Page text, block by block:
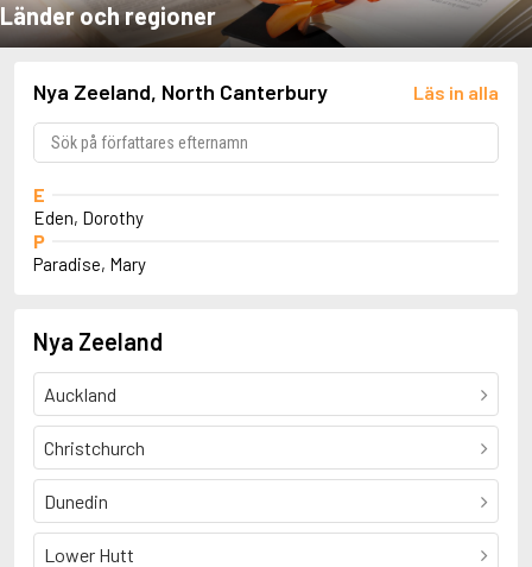
Länder och regioner
Nya Zeeland, North Canterbury Läs in alla
E
Eden, Dorothy
P
Paradise, Mary
Nya Zeeland
Auckland
Christchurch
Dunedin
Lower Hutt